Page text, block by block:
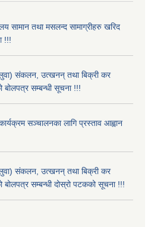
सामान तथा मसलन्द सामाग्रीहरु खरिद
!!!
संकलन, उत्खनन् तथा बिक्री कर
बोलपत्र सम्बन्धी सूचना !!!
सञ्चालनका लागि प्रस्ताव आह्वान
संकलन, उत्खनन् तथा बिक्री कर
बोलपत्र सम्बन्धी दोस्रो पटकको सूचना !!!